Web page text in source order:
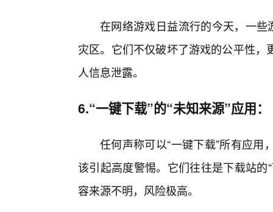
在网络游戏日益流行的今天，一些
灾区。它们不仅破坏了游戏的公平性
人信息泄露。
6.“一键下载”的“未知来源”应用：
任何声称可以“一键下载”所有应
该引起高度警惕。它们往往是下载站
容来源不明，风险极高。